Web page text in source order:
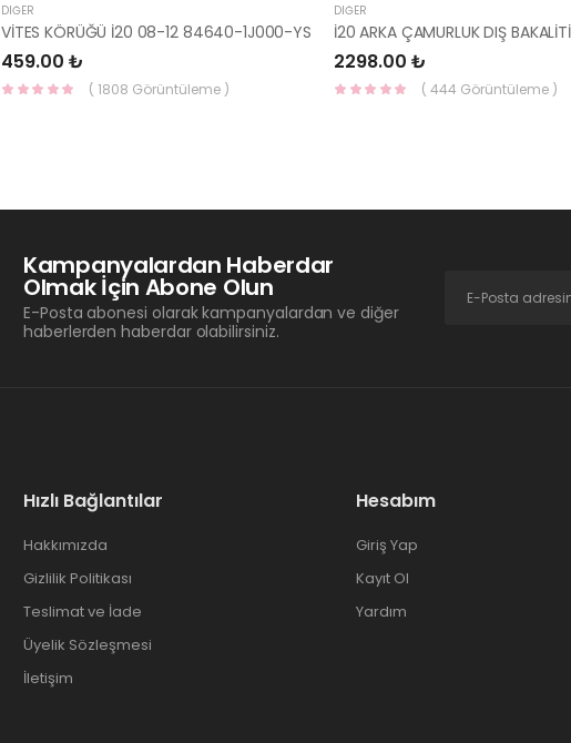
DIĞER
VİTES KÖRÜĞÜ İ20 08-12 84640-1J000-YS
459.00 ₺
( 1808 Görüntüleme )
DIĞER
2298.00 ₺
( 444 Görüntüleme )
Kampanyalardan Haberdar
Olmak İçin Abone Olun
E-Posta abonesi olarak kampanyalardan ve diğer
haberlerden haberdar olabilirsiniz.
Hızlı Bağlantılar
Hakkımızda
Gizlilik Politikası
Teslimat ve İade
Üyelik Sözleşmesi
İletişim
Hesabım
Giriş Yap
Kayıt Ol
Yardım